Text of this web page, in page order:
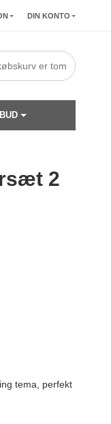
DIN KONTO
er tom
☓2
tema, perfekt